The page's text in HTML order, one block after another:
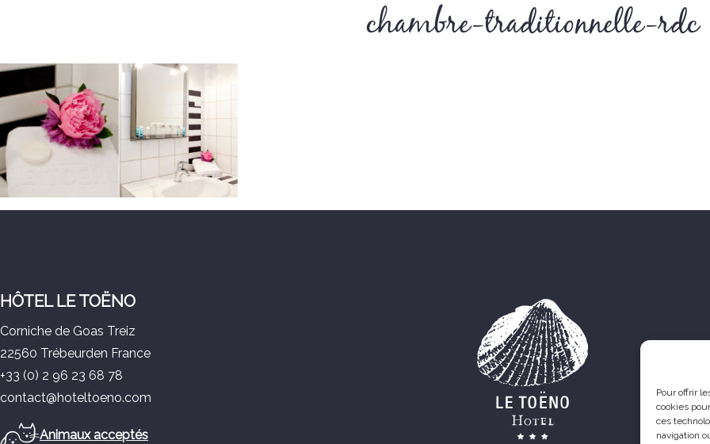
Pour offrir
cookies
ces
navigation
chambre-traditionnelle-rdc
HÔTEL LE TOËNO
Corniche de Goas Treiz
22560 Trébeurden France
+33 (0) 2 96 23 68 78
contact@hoteltoeno.com
Animaux acceptés